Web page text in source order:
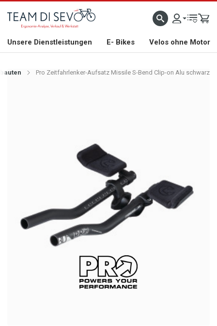
WILLKOMMEN GROSSE AUSWAHL AN RENNRÄDERN, GRAVEL, E-BIKES UND
Unsere Dienstleistungen E- Bikes Velos ohne Motor
Pro Zeitfahrlenker-Aufsatz Missile S-Bend Clip-on Alu schwarz